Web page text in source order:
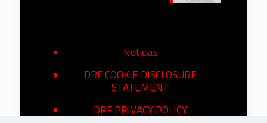
Noticias
DRF COOKIE DISCLOSURE
STATEMENT
DRF PRIVACY POLICY